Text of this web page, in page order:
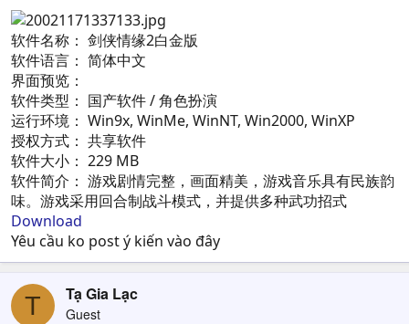
t
e
r
软件名称： 剑侠情缘2白金版
软件语言： 简体中文
界面预览：
软件类型： 国产软件 / 角色扮演
运行环境： Win9x, WinMe, WinNT, Win2000, WinXP
授权方式： 共享软件
软件大小： 229 MB
软件简介： 游戏剧情完整，画面精美，游戏音乐具有民族韵
味。游戏采用回合制战斗模式，并提供多种武功招式
Download
Yêu cầu ko post ý kiến vào đây
T Tạ Gia Lạc
Guest